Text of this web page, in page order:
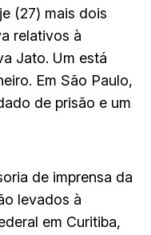
(27) mais dois
relativos à
Jato. Um está
Em São Paulo,
de prisão e um
de imprensa da
levados à
em Curitiba,